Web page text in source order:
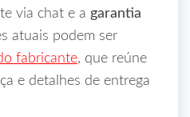
via chat e a garantia
atuais podem ser
fabricante, que reúne
e detalhes de entrega